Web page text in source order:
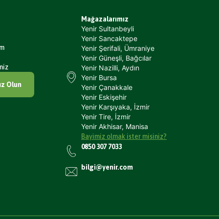
Olun
Mağazalarımız
Yenir Sultanbeyli
Yenir Sancaktepe
Yenir Şerifali, Ümraniye
Yenir Güneşli, Bağcılar
Yenir Nazilli, Aydın
Yenir Bursa
Yenir Çanakkale
Yenir Eskişehir
Yenir Karşıyaka, İzmir
Yenir Tire, İzmir
Yenir Akhisar, Manisa
Bayimiz olmak ister misiniz?
0850 307 7033
bilgi@yenir.com